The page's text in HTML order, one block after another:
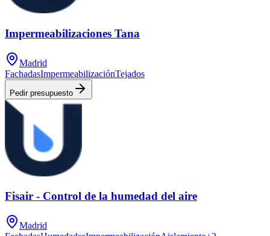
Impermeabilizaciones Tana
Madrid
FachadasImpermeabilizaciónTejados
Pedir presupuesto
Fisair - Control de la humedad del aire
Madrid